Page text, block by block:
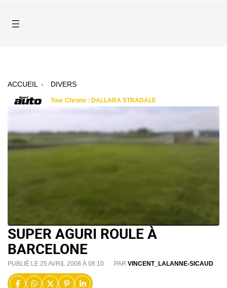
ACCUEIL DIVERS
SUPER AGURI ROULE À
BARCELONE
PUBLIÉ LE 25 AVRIL 2008 À 08:10 PAR VINCENT_LALANNE-SICAUD